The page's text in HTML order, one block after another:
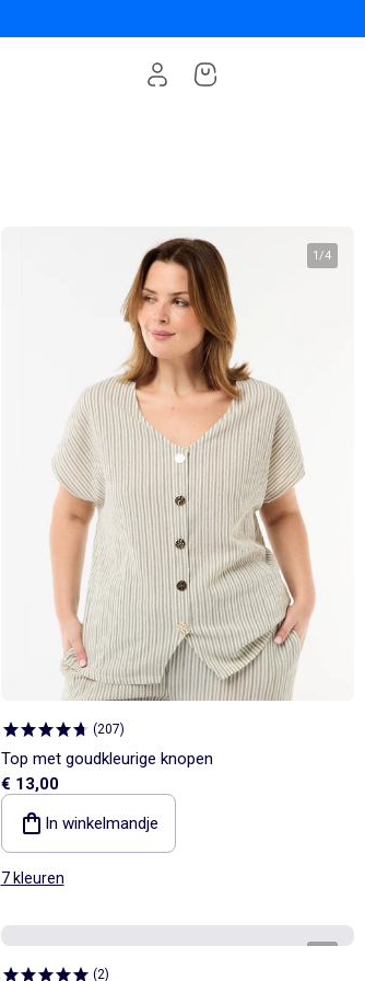
1/4
(207)
Top met goudkleurige knopen
€ 13,00
In winkelmandje
7 kleuren
(2)